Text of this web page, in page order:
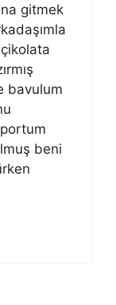
gitmek
bavulum
beni